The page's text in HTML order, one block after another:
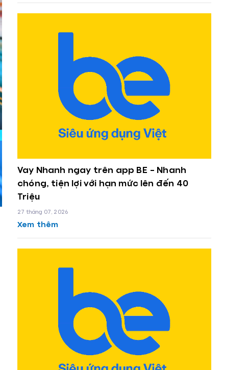
Vay Nhanh ngay trên app BE – Nhanh
chóng, tiện lợi với hạn mức lên đến 40
Triệu
27 tháng 07, 2026
Xem thêm